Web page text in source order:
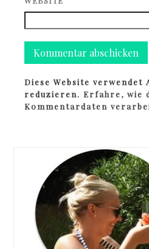
Diese Website verwendet
reduzieren.Erfahre, wie
Kommentardaten